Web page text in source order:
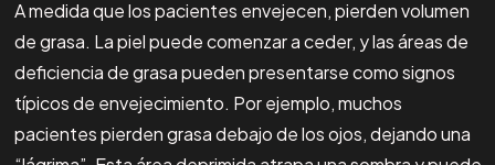
A medida que los pacientes envejecen, pierden volumen
de grasa. La piel puede comenzar a ceder, y las áreas de
deficiencia de grasa pueden presentarse como signos
típicos de envejecimiento. Por ejemplo, muchos
pacientes pierden grasa debajo de los ojos, dejando una